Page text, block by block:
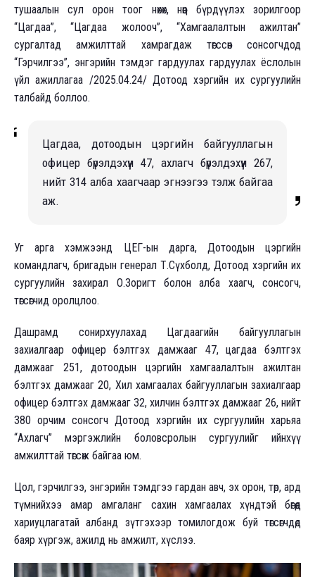
тушаалын сул орон тоог нөхөх, нөөц бүрдүүлэх зорилгоор
“Цагдаа”, “Цагдаа жолооч”, “Хамгаалалтын ажилтан”
сургалтад амжилттай хамрагдаж төгссөн сонсогчдод
“Гэрчилгээ”, энгэрийн тэмдэг гардуулах гардуулах ёслолын
үйл ажиллагаа /2025.04.24/ Дотоод хэргийн их сургуулийн
талбайд боллоо.
Цагдаа, дотоодын цэргийн байгууллагын
офицер бүрэлдэхүүн 47, ахлагч бүрэлдэхүүн 267,
нийт 314 алба хаагчаар эгнээгээ тэлж байгаа
аж.
Уг арга хэмжээнд ЦЕГ-ын дарга, Дотоодын цэргийн
командлагч, бригадын генерал Т.Сүхболд, Дотоод хэргийн их
сургуулийн захирал О.Зоригт болон алба хаагч, сонсогч,
төгсөгчид оролцлоо.
Дашрамд сонирхуулахад Цагдаагийн байгууллагын
захиалгаар офицер бэлтгэх дамжааг 47, цагдаа бэлтгэх
дамжааг 251, дотоодын цэргийн хамгаалалтын ажилтан
бэлтгэх дамжааг 20, Хил хамгаалах байгууллагын захиалгаар
офицер бэлтгэх дамжааг 32, хилчин бэлтгэх дамжааг 26, нийт
380 орчим сонсогч Дотоод хэргийн их сургуулийн харьяа
“Ахлагч” мэргэжлийн боловсролын сургуулийг ийнхүү
амжилттай төгсөж байгаа юм.
Цол, гэрчилгээ, энгэрийн тэмдгээ гардан авч, эх орон, төр, ард
түмнийхээ амар амгаланг сахин хамгаалах хүндтэй бөгөөд
хариуцлагатай албанд зүтгэхээр томилогдож буй төгсөгчдөдөө
баяр хүргэж, ажилд нь амжилт, хүслээ.